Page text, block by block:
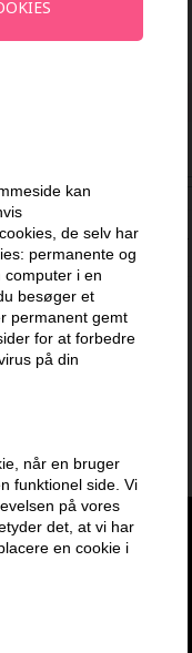
kan
de selv har
permanente og
computer i en
besøger et
permanent gemt
for at forbedre
på din
når en bruger
funktionel side. Vi
på vores
det, at vi har
en cookie i
FABRIKANT
Kit